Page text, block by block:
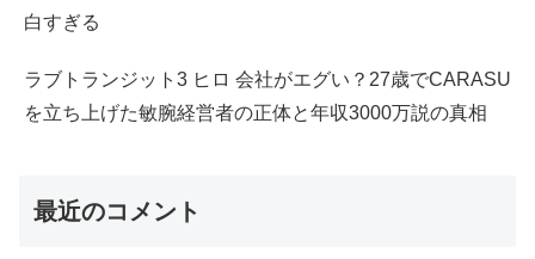
白すぎる
ラブトランジット3 ヒロ 会社がエグい？27歳でCARASU
を立ち上げた敏腕経営者の正体と年収3000万説の真相
最近のコメント